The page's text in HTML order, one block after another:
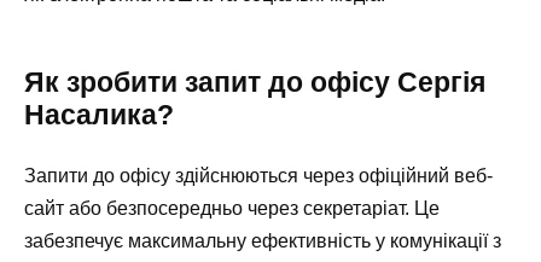
Як зробити запит до офісу Сергія
Насалика?
Запити до офісу здійснюються через офіційний веб-
сайт або безпосередньо через секретаріат. Це
забезпечує максимальну ефективність у комунікації з